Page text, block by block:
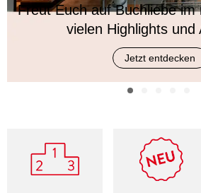
Freut Euch auf Buchliebe im
vielen Highlights und
Jetzt entdecken